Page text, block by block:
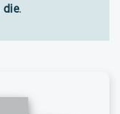
die.